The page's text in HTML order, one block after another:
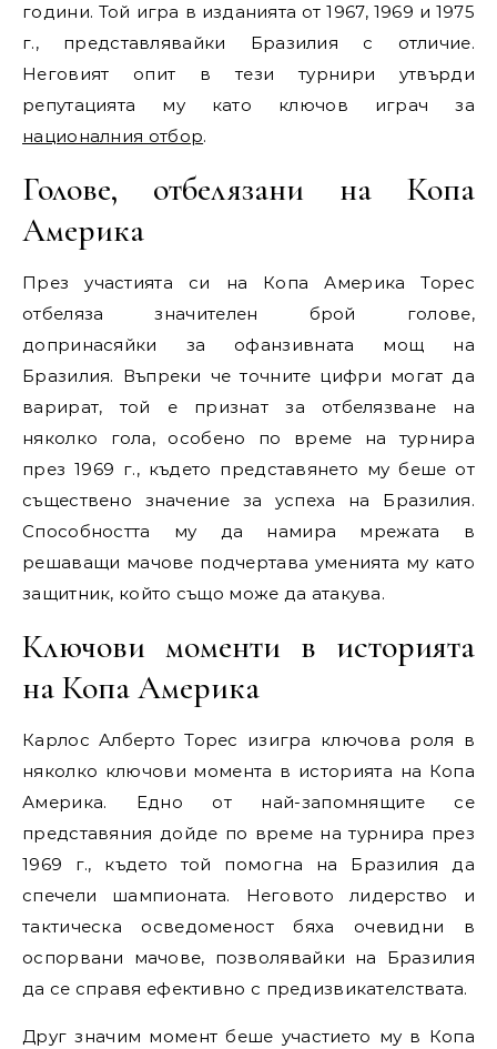
години. Той игра в изданията от 1967, 1969 и 1975
г., представлявайки Бразилия с отличие.
Неговият опит в тези турнири утвърди
репутацията му като ключов играч за
националния отбор.
Голове, отбелязани на Копа
Америка
През участията си на Копа Америка Торес
отбеляза значителен брой голове,
допринасяйки за офанзивната мощ на
Бразилия. Въпреки че точните цифри могат да
варират, той е признат за отбелязване на
няколко гола, особено по време на турнира
през 1969 г., където представянето му беше от
съществено значение за успеха на Бразилия.
Способността му да намира мрежата в
решаващи мачове подчертава уменията му като
защитник, който също може да атакува.
Ключови моменти в историята
на Копа Америка
Карлос Алберто Торес изигра ключова роля в
няколко ключови момента в историята на Копа
Америка. Едно от най-запомнящите се
представяния дойде по време на турнира през
1969 г., където той помогна на Бразилия да
спечели шампионата. Неговото лидерство и
тактическа осведоменост бяха очевидни в
оспорвани мачове, позволявайки на Бразилия
да се справя ефективно с предизвикателствата.
Друг значим момент беше участието му в Копа